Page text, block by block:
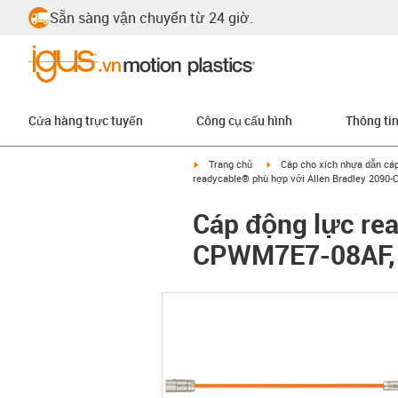
Sẵn sàng vận chuyển từ 24 giờ.
Cửa hàng trực tuyến Công cụ cấu hình Thông
igus-icon-arrow-right
Trang chủ igus-icon-arrow-right
Cáp cho xích nhựa dẫn
readycable® phù hợp với Allen Bradley 2090-
Cáp động lực
CPWM7E7-